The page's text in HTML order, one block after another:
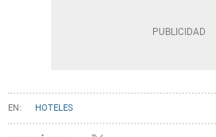
HOTELES